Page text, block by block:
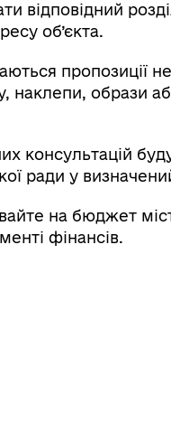
відповідний
об’єкта.
пропозиції
наклепи, образи
консультацій
ради у
на бюджет
фінансів.